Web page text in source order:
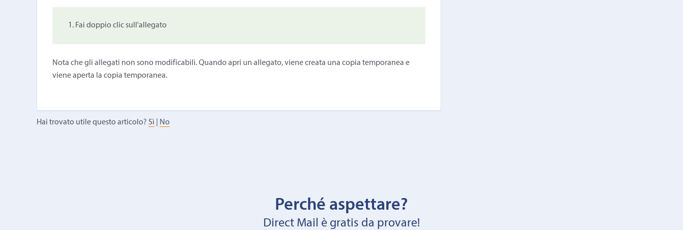
Fai doppio clic sull'allegato
Nota che gli allegati non sono modificabili. Quando apri un allegato, viene creata una copia temporanea e
viene aperta la copia temporanea.
Hai trovato utile questo articolo? Sì No
Perché aspettare?
Direct Mail è gratis da provare!